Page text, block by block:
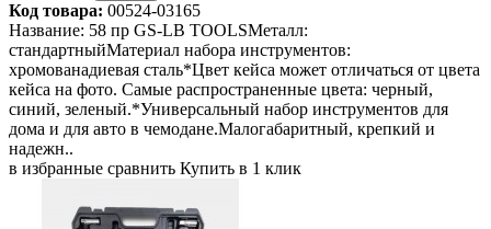
Код товара: 00524-03165
Название: 58 пр GS-LB TOOLSМеталл:
стандартныйМатериал набора инструментов:
хромованадиевая сталь*Цвет кейса может отличаться от цвета
кейса на фото. Самые распространенные цвета: черный,
синий, зеленый.*Универсальный набор инструментов для
дома и для авто в чемодане.Малогабаритный, крепкий и
надежн..
в избранные сравнить Купить в 1 клик